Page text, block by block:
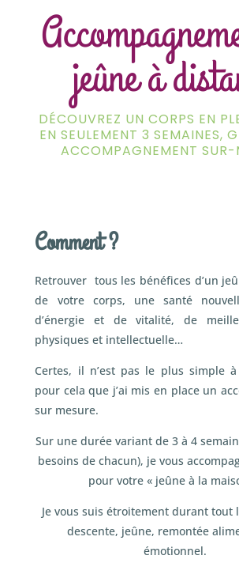
jeûne à
DÉCOUVREZ UN CORPS EN
EN SEULEMENT 3 SEMAINES,
ACCOMPAGNEMENT SUR-
Comment ?
Retrouver tous les bénéfices d’un
de votre corps, une santé
d’énergie et de vitalité, de
physiques et intellectuelle…
Certes, il n’est pas le plus simple à
pour cela que j’ai mis en place un
sur mesure.
Sur une durée variant de 3 à 4
besoins de chacun), je vous
pour votre « jeûne à la
Je vous suis étroitement durant tout
descente, jeûne, remontée
émotionnel.